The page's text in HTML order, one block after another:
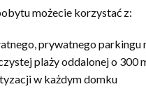
możecie korzystać z:
prywatnego parkingu
plaży oddalonej o 300
w każdym domku